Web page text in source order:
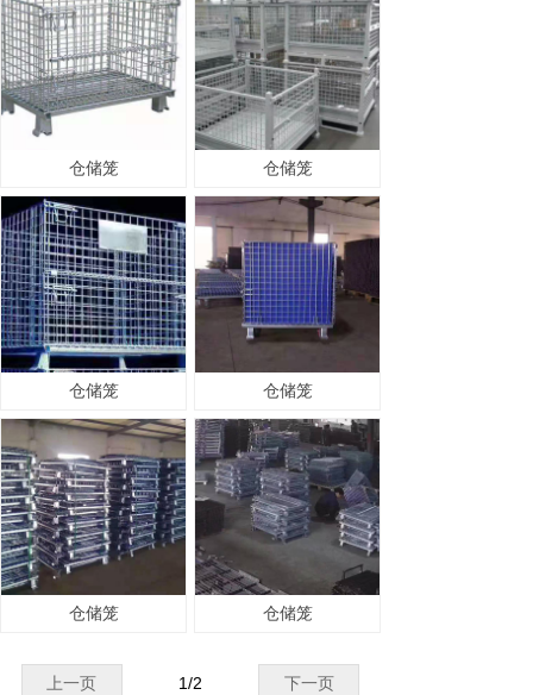
仓储笼 仓储笼
仓储笼 仓储笼
仓储笼 仓储笼
上一页 下一页
1/2